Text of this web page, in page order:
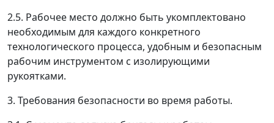
2.5. Рабочее место должно быть укомплектовано
необходимым для каждого конкретного
технологического процесса, удобным и безопасным
рабочим инструментом с изолирующими
рукоятками.
3. Требования безопасности во время работы.